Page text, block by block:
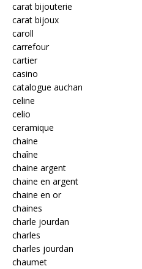
carat bijouterie
carat bijoux
caroll
carrefour
cartier
casino
catalogue auchan
celine
celio
ceramique
chaine
chaîne
chaine argent
chaine en argent
chaine en or
chaines
charle jourdan
charles
charles jourdan
chaumet